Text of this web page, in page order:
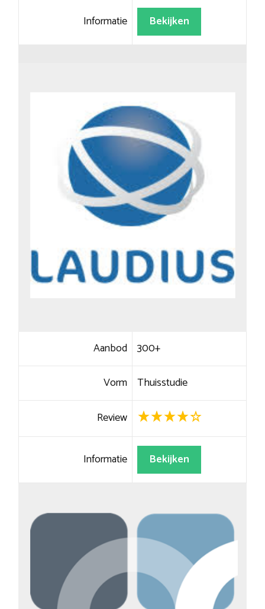
Informatie Bekijken
Aanbod 300+
Vorm Thuisstudie
Review
Informatie Bekijken